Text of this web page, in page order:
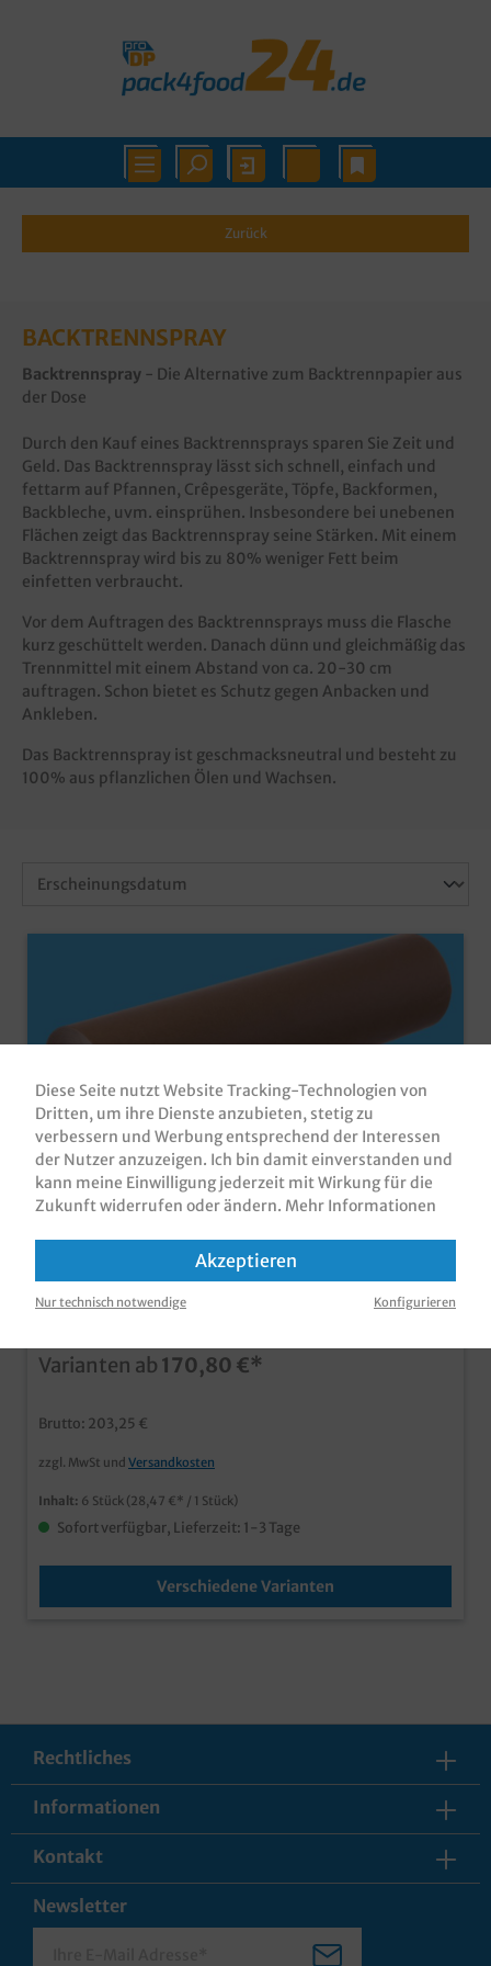
Zurück
BACKTRENNSPRAY
Backtrennspray - Die Alternative zum Backtrennpapier aus
der Dose
Durch den Kauf eines Backtrennsprays sparen Sie Zeit und
Geld. Das Backtrennspray lässt sich schnell, einfach und
fettarm auf Pfannen, Crêpesgeräte, Töpfe, Backformen,
Backbleche, uvm. einsprühen. Insbesondere bei unebenen
Flächen zeigt das Backtrennspray seine Stärken. Mit einem
Backtrennspray wird bis zu 80% weniger Fett beim
einfetten verbraucht.
Vor dem Auftragen des Backtrennsprays muss die Flasche
kurz geschüttelt werden. Danach dünn und gleichmäßig das
Trennmittel mit einem Abstand von ca. 20-30 cm
auftragen. Schon bietet es Schutz gegen Anbacken und
Ankleben.
Das Backtrennspray ist geschmacksneutral und besteht zu
100% aus pflanzlichen Ölen und Wachsen.
Backtrennpapier braun auf Rolle á 200m
6St versch. Breiten
Backtrennpapier / Backpapier, braun, auf Rolle á 200m,
verschiedene Breiten gemäß Auswahl für den
besonders geeignet für Laugengebäck, aber auch
mehr notwendig sehr gute Trennwirkung praktische
und günstige Großverbraucherrolle
Varianten ab 170,80 €*
Brutto: 203,25 €
zzgl. MwSt und Versandkosten
Inhalt: 6 Stück (28,47 €* / 1 Stück)
Sofort verfügbar, Lieferzeit: 1-3 Tage
Verschiedene Varianten
Rechtliches
Informationen
Kontakt
Newsletter
Diese Seite nutzt Website Tracking-Technologien von
Dritten, um ihre Dienste anzubieten, stetig zu
verbessern und Werbung entsprechend der Interessen
der Nutzer anzuzeigen. Ich bin damit einverstanden und
kann meine Einwilligung jederzeit mit Wirkung für die
Zukunft widerrufen oder ändern. Mehr Informationen
Akzeptieren
Nur technisch notwendige Konfigurieren